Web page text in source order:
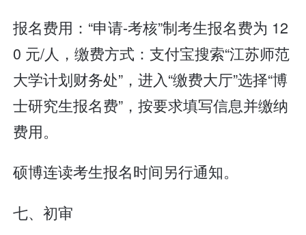
报名费用：“申请-考核”制考生报名费为 12
0 元/人，缴费方式：支付宝搜索“江苏师范
大学计划财务处”，进入“缴费大厅”选择“博
士研究生报名费”，按要求填写信息并缴纳
费用。
硕博连读考生报名时间另行通知。
七、初审